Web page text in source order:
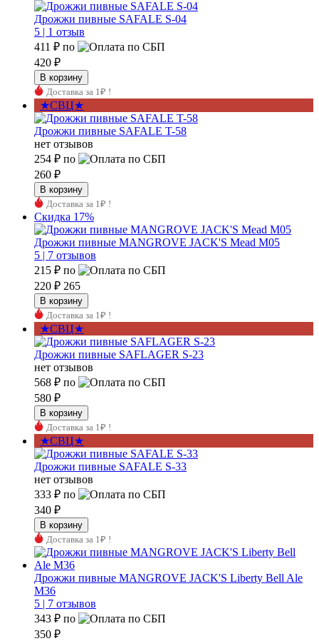
Дрожжи пивные SAFALE S-04
5 | 1 отзыв
411 ₽ по
420 ₽
Доставка за 1₽ !
★СВЦ★
Дрожжи пивные SAFALE T-58
нет отзывов
254 ₽ по
260 ₽
Доставка за 1₽ !
Скидка 17%
Дрожжи пивные MANGROVE JACK'S Mead M05
5 | 7 отзывов
215 ₽ по
220 ₽ 265
Доставка за 1₽ !
★СВЦ★
Дрожжи пивные SAFLAGER S-23
нет отзывов
568 ₽ по
580 ₽
Доставка за 1₽ !
★СВЦ★
Дрожжи пивные SAFALE S-33
нет отзывов
333 ₽ по
340 ₽
Доставка за 1₽ !
Дрожжи пивные MANGROVE JACK'S Liberty Bell Ale
M36
5 | 7 отзывов
343 ₽ по
350 ₽